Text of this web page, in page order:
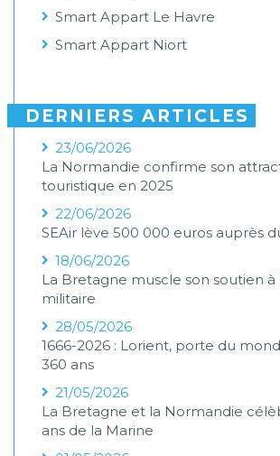
Smart Appart Le Havre
Smart Appart Niort
DERNIERS ARTICLES
23/06/2026
La Normandie confirme son
touristique en 2025
22/06/2026
SEAir lève 500 000 euros auprès
18/06/2026
La Bretagne muscle son soutien à
militaire
28/05/2026
1666-2026 : Lorient, porte du
360 ans
21/05/2026
La Bretagne et la Normandie
ans de la Marine